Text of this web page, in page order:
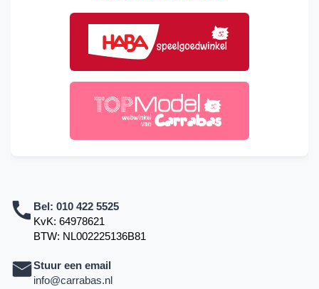
Bel: 010 422 5525
KvK: 64978621
BTW: NL002225136B81
Stuur een email
info@carrabas.nl